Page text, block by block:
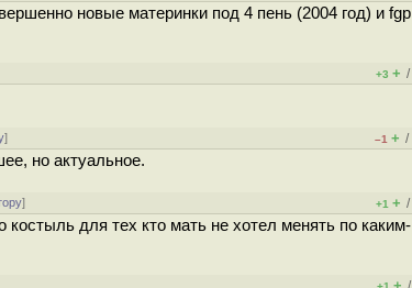
новые материнки под 4 пень (2004 год) и fgp
+3 + /
] –1 + /
но актуальное.
] +1 + /
для тех кто мать не хотел менять по каким-